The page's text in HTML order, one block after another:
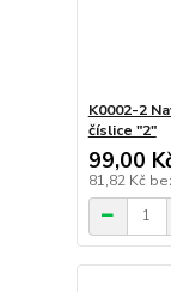
K0002-2
číslice "2"
99,00
81,82 Kč